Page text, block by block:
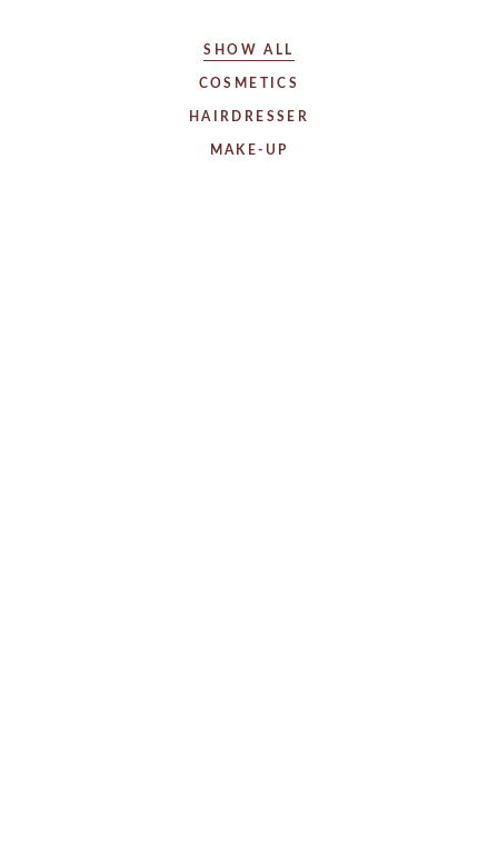
SHOW ALL
COSMETICS
HAIRDRESSER
MAKE-UP